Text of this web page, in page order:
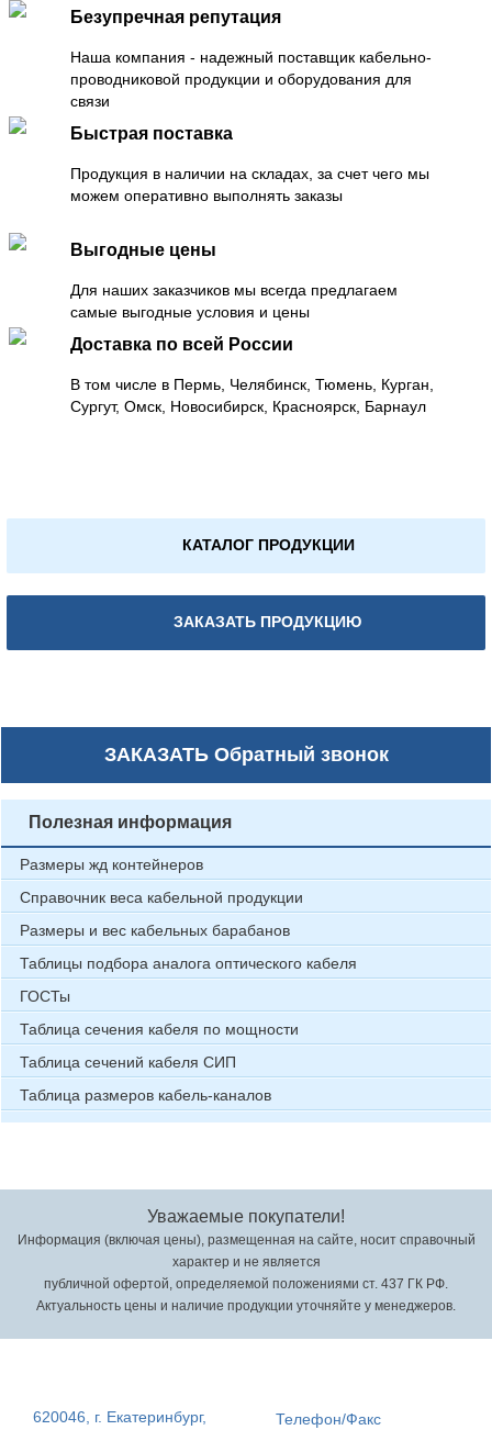
Безупречная репутация
Наша компания - надежный поставщик кабельно-
проводниковой продукции и оборудования для
связи
Быстрая поставка
Продукция в наличии на складах, за счет чего мы
можем оперативно выполнять заказы
Выгодные цены
Для наших заказчиков мы всегда предлагаем
самые выгодные условия и цены
Доставка по всей России
В том числе в Пермь, Челябинск, Тюмень, Курган,
Сургут, Омск, Новосибирск, Красноярск, Барнаул
КАТАЛОГ ПРОДУКЦИИ
ЗАКАЗАТЬ ПРОДУКЦИЮ
ЗАКАЗАТЬОбратный звонок
Полезная информация
Размеры жд контейнеров
Справочник веса кабельной продукции
Размеры и вес кабельных барабанов
Таблицы подбора аналога оптического кабеля
ГОСТы
Таблица сечения кабеля по мощности
Таблица сечений кабеля СИП
Таблица размеров кабель-каналов
Уважаемые покупатели!
Информация (включая цены), размещенная на сайте, носит справочный
характер и не является
публичной офертой, определяемой положениями ст. 437 ГК РФ.
Актуальность цены и наличие продукции уточняйте у менеджеров.
620046, г. Екатеринбург,
Телефон/Факс